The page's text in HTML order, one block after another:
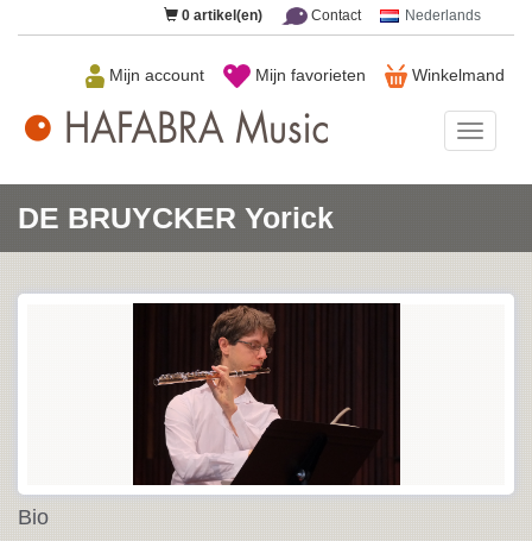
0 artikel(en) Contact Nederlands
Winkelmand
Mijn favorieten
Mijn account
Music
DE BRUYCKER Yorick
Bio